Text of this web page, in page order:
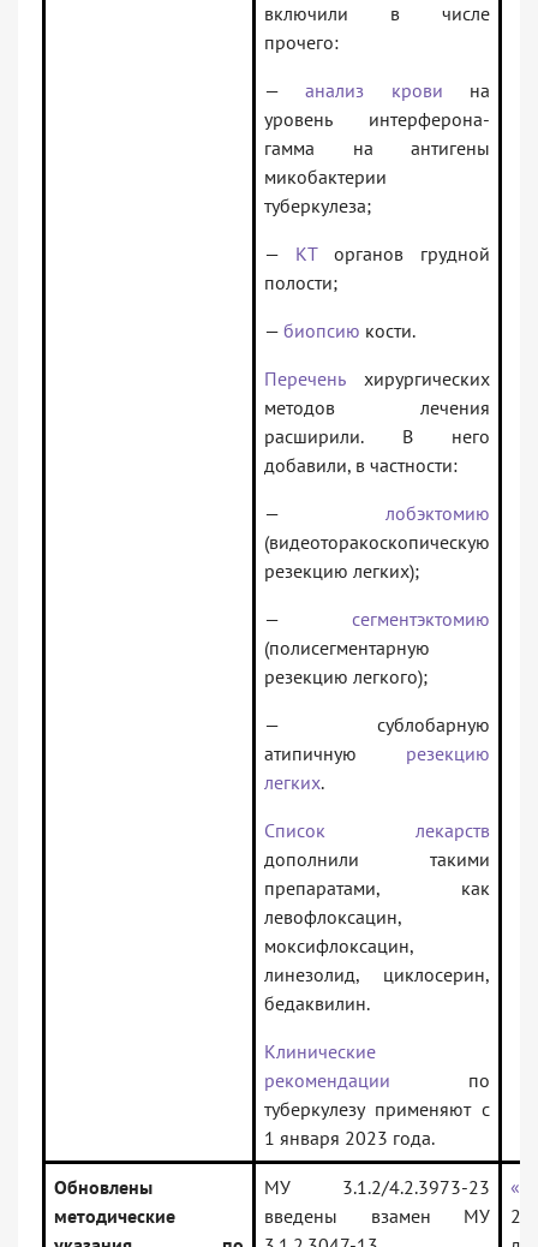
включили в числе
прочего:
—анализ крови на
уровень интерферона-
гамма на антигены
микобактерии
туберкулеза;
— КТорганов грудной
полости;
— биопсию кости.
Переченьхирургических
методов лечения
расширили. В него
добавили, в частности:
— лобэктомию
(видеоторакоскопическую
резекцию легких);
— сегментэктомию
(полисегментарную
резекцию легкого);
— сублобарную
атипичную резекцию
легких.
Список лекарств
дополнили такими
препаратами, как
левофлоксацин,
моксифлоксацин,
линезолид, циклосерин,
бедаквилин.
Клинические
рекомендации по
туберкулезу применяют с
1 января 2023 года.
Обновлены
методические
МУ 3.1.2/4.2.3973-23
введены взамен МУ